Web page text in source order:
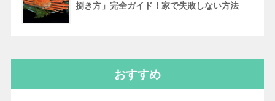
捌き方」完全ガイド！家で失敗しない方法
おすすめ